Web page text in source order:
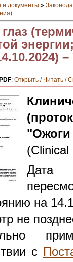
документы »
: Открыть / Читать /
"Ожоги
(Clinical
Дата
на
не
с